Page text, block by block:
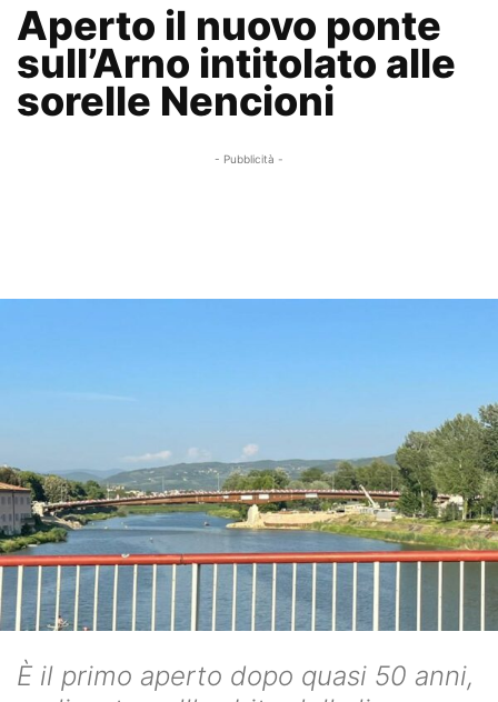
Aperto il nuovo ponte
sull’Arno intitolato alle
sorelle Nencioni
- Pubblicità -
È il primo aperto dopo quasi 50 anni,